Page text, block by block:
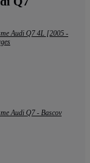
Audi Q7 4L [2005 -
Audi Q7 - Bascov